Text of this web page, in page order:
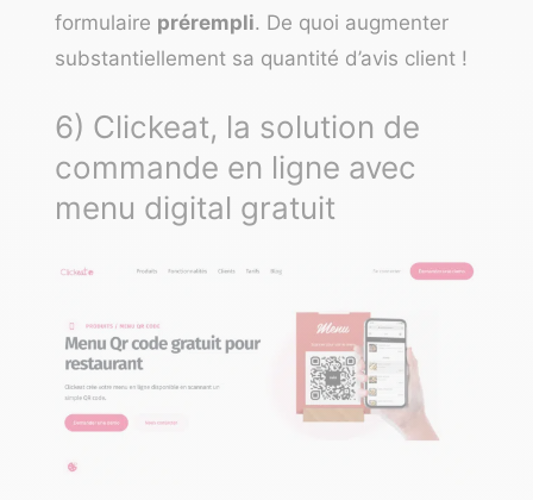
formulaire prérempli. De quoi augmenter
substantiellement sa quantité d’avis client !
6) Clickeat, la solution de
commande en ligne avec
menu digital gratuit